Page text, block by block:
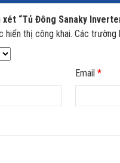
“Tủ Đông Sanaky
hiển thị công khai. Các trường
Email*